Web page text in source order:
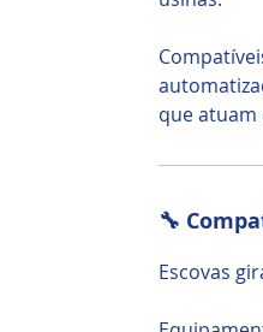
que atuam
🔧
Escovas